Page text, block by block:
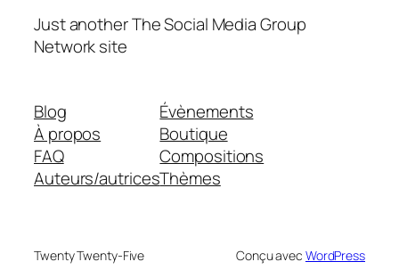
Just another The Social Media Group
Network site
Blog
À propos
FAQ
Auteurs/autrices
Évènements
Boutique
Compositions
Thèmes
Twenty Twenty-Five Conçu avec WordPress